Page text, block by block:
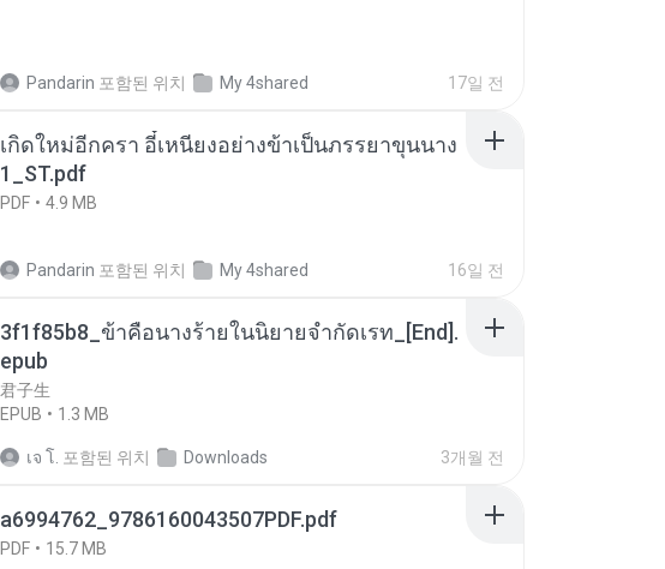
Pandarin 포함된 위치 My 4shared 17일 전
เกิดใหม่อีกครา อี๋เหนียงอย่างข้าเป็นภรรยาขุนนาง
1_ST.pdf
PDF 4.9 MB
Pandarin 포함된 위치 My 4shared 16일 전
3f1f85b8_ข้าคือนางร้ายในนิยายจำกัดเรท_[End].
epub
君子生
EPUB
1.3 MB
เจ โ. 포함된 위치 Downloads 3개월 전
a6994762_9786160043507PDF.pdf
PDF 15.7 MB